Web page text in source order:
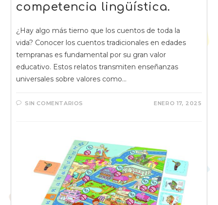
competencia lingüística.
¿Hay algo más tierno que los cuentos de toda la
vida? Conocer los cuentos tradicionales en edades
tempranas es fundamental por su gran valor
educativo. Estos relatos transmiten enseñanzas
universales sobre valores como…
SIN COMENTARIOS ENERO 17, 2025